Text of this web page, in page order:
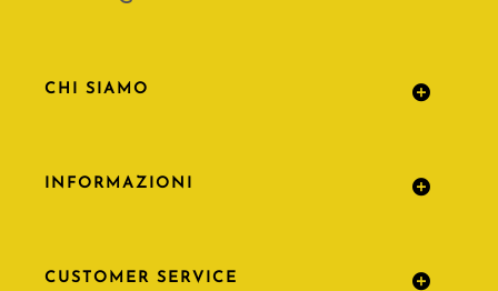
CHI SIAMO
INFORMAZIONI
CUSTOMER SERVICE